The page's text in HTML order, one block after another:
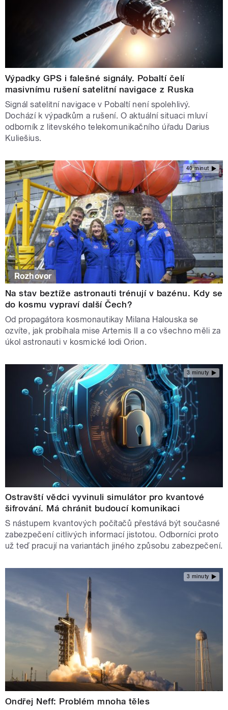
Výpadky GPS i falešné signály. Pobaltí čelí
masivnímu rušení satelitní navigace z Ruska
Signál satelitní navigace v Pobaltí není spolehlivý.
Dochází k výpadkům a rušení. O aktuální situaci mluví
odborník z litevského telekomunikačního úřadu Darius
Kuliešius.
40 minut
Rozhovor
Na stav beztíže astronauti trénují v bazénu. Kdy se
do kosmu vypraví další Čech?
Od propagátora kosmonautikay Milana Halouska se
ozvíte, jak probíhala mise Artemis II a co všechno měli za
úkol astronauti v kosmické lodi Orion.
3 minuty
Ostravští vědci vyvinuli simulátor pro kvantové
šifrování. Má chránit budoucí komunikaci
S nástupem kvantových počítačů přestává být současné
zabezpečení citlivých informací jistotou. Odborníci proto
už teď pracují na variantách jiného způsobu zabezpečení.
3 minuty
Ondřej Neff: Problém mnoha těles